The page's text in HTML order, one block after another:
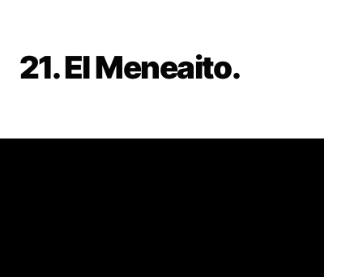
21. El Meneaito.